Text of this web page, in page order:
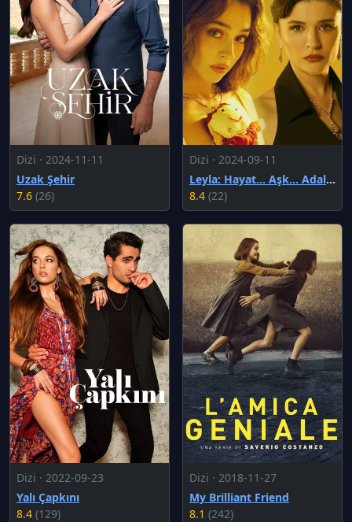
Dizi · 2024-11-11
Uzak Şehir
7.6 (26)
Dizi · 2024-09-11
Leyla: Hayat... Aşk... Adalet...
8.4 (22)
Dizi · 2022-09-23
Yalı Çapkını
8.4 (129)
Dizi · 2018-11-27
My Brilliant Friend
8.1 (242)